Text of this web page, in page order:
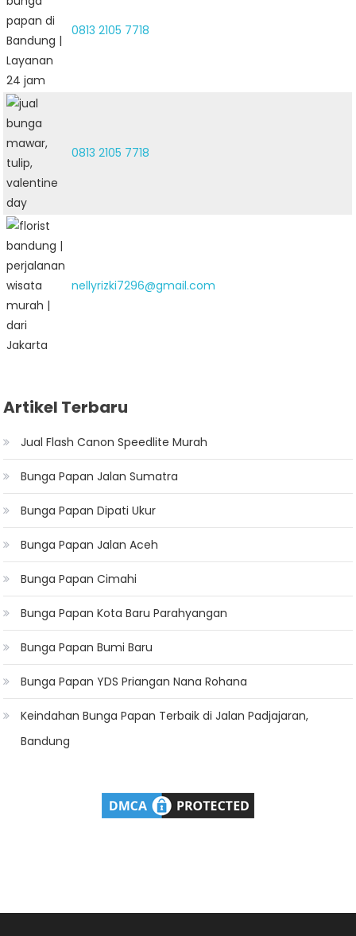
0813 2105 7718
0813 2105 7718
nellyrizki7296@gmail.com
Artikel Terbaru
Jual Flash Canon Speedlite Murah
Bunga Papan Jalan Sumatra
Bunga Papan Dipati Ukur
Bunga Papan Jalan Aceh
Bunga Papan Cimahi
Bunga Papan Kota Baru Parahyangan
Bunga Papan Bumi Baru
Bunga Papan YDS Priangan Nana Rohana
Keindahan Bunga Papan Terbaik di Jalan Padjajaran,
Bandung